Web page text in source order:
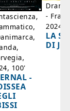
100'
-
-
2024,
LA
DI